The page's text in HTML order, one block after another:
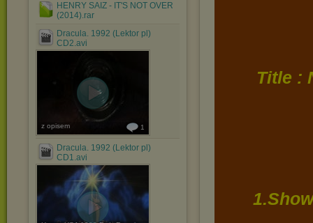
HENRY SAIZ - IT'S NOT OVER
(2014).rar
Dracula. 1992 (Lektor pl)
CD2.avi
z opisem 1
Dracula. 1992 (Lektor pl)
CD1.avi
Title :